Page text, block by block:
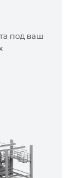
под ваш